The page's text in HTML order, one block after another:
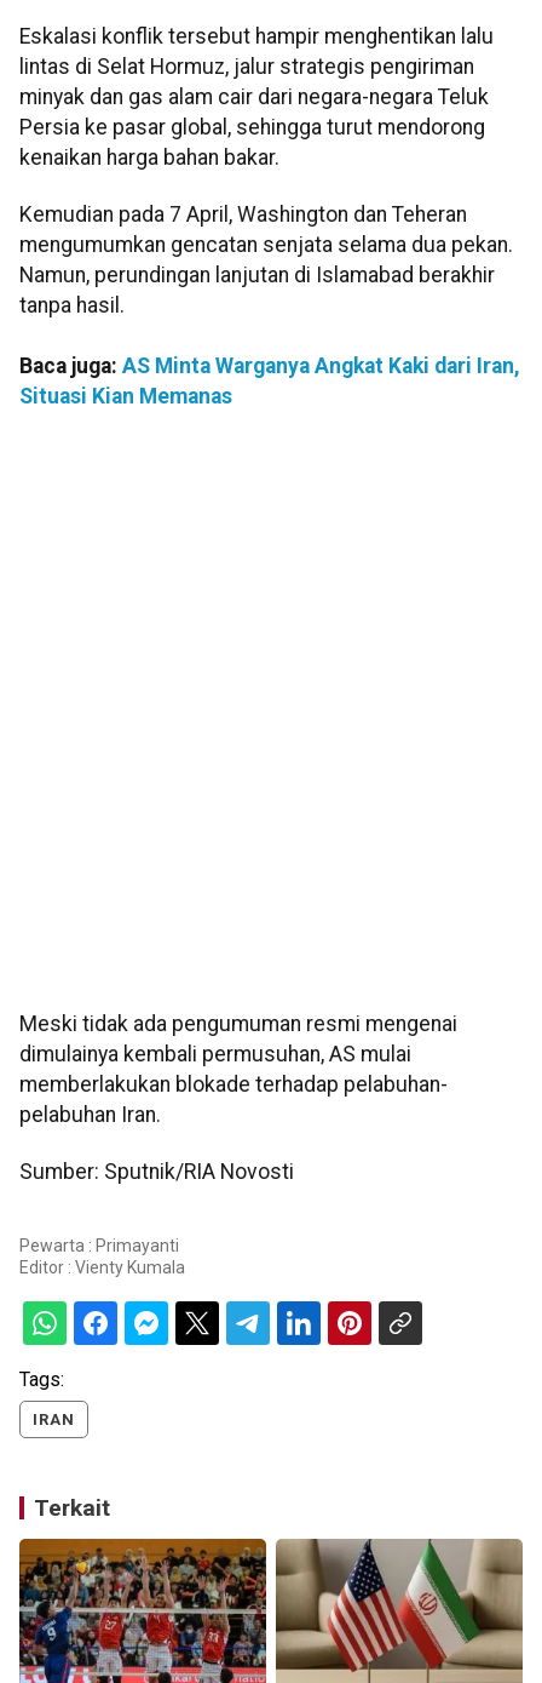
Eskalasi konflik tersebut hampir menghentikan lalu
lintas di Selat Hormuz, jalur strategis pengiriman
minyak dan gas alam cair dari negara-negara Teluk
Persia ke pasar global, sehingga turut mendorong
kenaikan harga bahan bakar.
Kemudian pada 7 April, Washington dan Teheran
mengumumkan gencatan senjata selama dua pekan.
Namun, perundingan lanjutan di Islamabad berakhir
tanpa hasil.
Baca juga: AS Minta Warganya Angkat Kaki dari Iran,
Situasi Kian Memanas
Meski tidak ada pengumuman resmi mengenai
dimulainya kembali permusuhan, AS mulai
memberlakukan blokade terhadap pelabuhan-
pelabuhan Iran.
Sumber: Sputnik/RIA Novosti
Pewarta : Primayanti
Editor : Vienty Kumala
Tags:
IRAN
Terkait